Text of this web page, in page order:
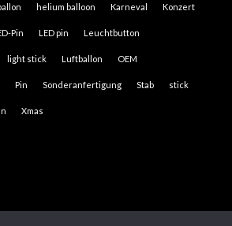
helium balloon Karneval Konzert
Pin LED pin Leuchtbutton
light stick Luftballon OEM
Pin Sonderanfertigung Stab stick
Xmas